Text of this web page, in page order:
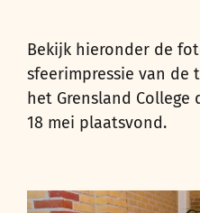
Bekijk hieronder de
sfeerimpressie van de
het Grensland College
18 mei plaatsvond.